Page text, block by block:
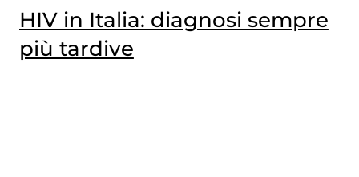
HIV in Italia: diagnosi sempre
più tardive